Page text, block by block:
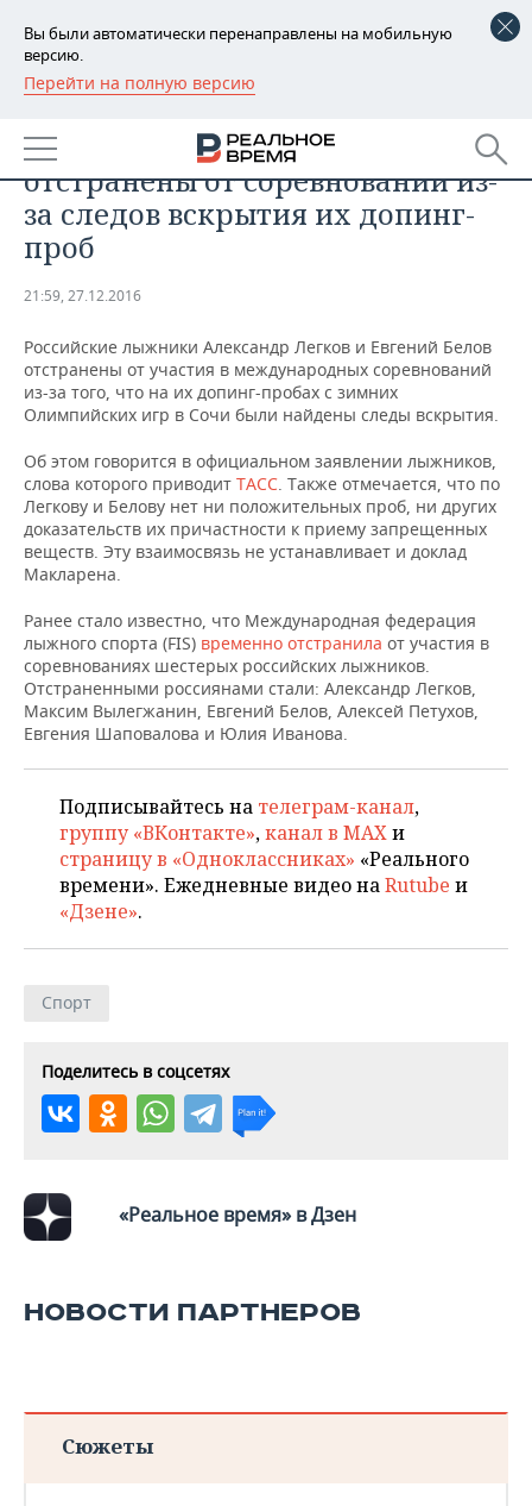
Вы были автоматически перенаправлены на мобильную
версию.
Перейти на полную версию
РЕГИОНЫ
БАШКОРТОСТАН
ТАТАРСТАН
УДМУРТИЯ
НОВОСТИ
АНАЛИТИКА
НОВОСТИ АНАЛИТИКИ
ДЕКЛАРАЦИИ О ДОХОДАХ
КОРОЛИ ГОСЗАКАЗА ПФО
ВУЗЫ ТАТАРСТАНА
КОМУ ПРИНАДЛЕЖАТ
ТОРГОВЫЕ ЦЕНТРЫ
ТАТАРСТАНА
ЭКОНОМИКА
НОВОСТИ ЭКОНОМИКИ
ФИНАНСЫ
БАНКИ
БЮДЖЕТ
ИНВЕСТИЦИИ
ПРОМЫШЛЕННОСТЬ
НОВОСТИ
ПРОМЫШЛЕННОСТИ
МАШИНОСТРОЕНИЕ
НЕФТЕХИМИЯ
ОПК
ЭНЕРГЕТИКА
НЕДВИЖИМОСТЬ
НОВОСТИ НЕДВИЖИМОСТИ
АВТО
НОВОСТИ АВТО
БИЗНЕС
НОВОСТИ БИЗНЕСА
РОЗНИЧНАЯ ТОРГОВЛЯ
ТРАНСПОРТ
УСЛУГИ
ТЕХНОЛОГИИ
НОВОСТИ ТЕХНОЛОГИЙ
IT
МЕДИА
ТЕЛЕКОММУНИКАЦИИ
МЕРОПРИЯТИЯ
НОВОСТИ МЕРОПРИЯТИЙ
ВЫЕЗДНАЯ РЕДАКЦИЯ
БИЗНЕС-БРАНЧИ
ONLINE-КОНФЕРЕНЦИИ
ОТКРЫТАЯ ЛЕКЦИЯ
СПОРТ
НОВОСТИ СПОРТА
ФУТБОЛ
ХОККЕЙ
БАСКЕТБОЛ
ВОЛЕЙБОЛ
ФИГУРНОЕ КАТАНИЕ
ВОДНЫЕ ВИДЫ СПОРТА
ХОККЕЙ С МЯЧОМ
ОБЩЕСТВО
НОВОСТИ ОБЩЕСТВА
ВЛАСТЬ
ИНФРАСТРУКТУРА
ИСТОРИЯ
МЕДИЦИНА
ОБРАЗОВАНИЕ
ПРОИСШЕСТВИЯ
ФОТОГАЛЕРЕЯ
СЮЖЕТЫ
СПРАВОЧНИК
СПИСОК ПЕРСОН
ПОЛНАЯ ВЕРСИЯ
Российские лыжники
отстранены от соревнований из-
за следов вскрытия их допинг-
проб
21:59, 27.12.2016
Российские лыжники Александр Легков и Евгений Белов
отстранены от участия в международных соревнований
из-за того, что на их допинг-пробах с зимних
Олимпийских игр в Сочи были найдены следы вскрытия.
Об этом говорится в официальном заявлении лыжников,
слова которого приводит ТАСС. Также отмечается, что по
Легкову и Белову нет ни положительных проб, ни других
доказательств их причастности к приему запрещенных
веществ. Эту взаимосвязь не устанавливает и доклад
Макларена.
Ранее стало известно, что Международная федерация
лыжного спорта (FIS) временно отстранила от участия в
соревнованиях шестерых российских лыжников.
Отстраненными россиянами стали: Александр Легков,
Максим Вылегжанин, Евгений Белов, Алексей Петухов,
Евгения Шаповалова и Юлия Иванова.
Подписывайтесь на телеграм-канал,
группу «ВКонтакте»,канал в MAXи
страницу в «Одноклассниках» «Реального
времени». Ежедневные видео наRutube и
«Дзене».
Спорт
Поделитесь в соцсетях
«Реальное время» в Дзен
НОВОСТИ ПАРТНЕРОВ
Сюжеты